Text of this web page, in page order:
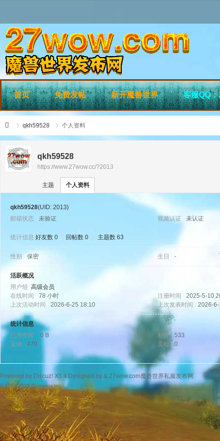
首页 免费发帖 新开魔兽世界 客服QQ
›
qkh59528
›
个人资料
qkh59528
https://www.27wow.cc/?2013
主题 个人资料
qkh59528(UID: 2013)
邮箱状态
未验证 视频认证 未认证
统计信息 好友数 0 回帖数 0 主题数 63
性别 保密 生日 -
活跃概况
用户组 高级会员
在线时间
78 小时 注册时间
2025-5-10
上次活动时间
2026-6-25 18:10 上次发表时间 2026-
统计信息
已用空间
0 B 积分
533
金钱
470 贡献 0
Powered by Discuz! X3.4 Designed by & 27wow.com魔兽世界私服发布网
© 2001-2025Comsenz Inc.